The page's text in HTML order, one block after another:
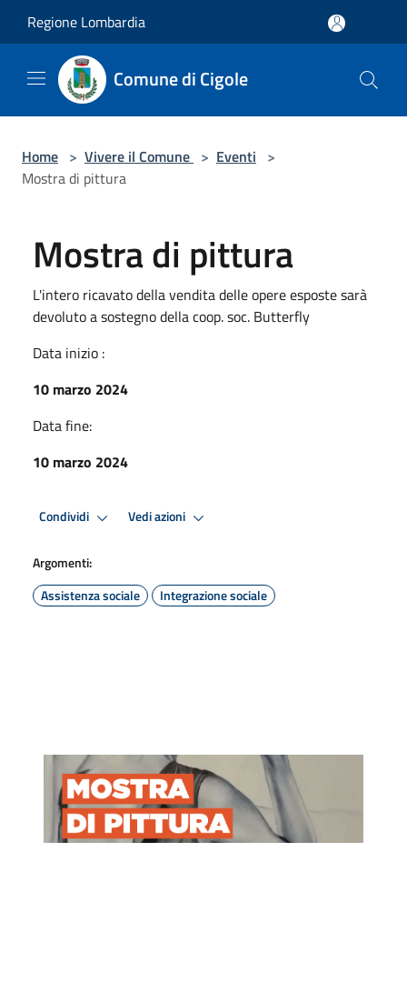
Regione Lombardia
Comune di Cigole
Home > Vivere il Comune > Eventi >
Mostra di pittura
Mostra di pittura
L'intero ricavato della vendita delle opere esposte sarà
devoluto a sostegno della coop. soc. Butterfly
Data inizio :
10 marzo 2024
Data fine:
10 marzo 2024
Condividi Vedi azioni
Argomenti:
Assistenza sociale
Integrazione sociale